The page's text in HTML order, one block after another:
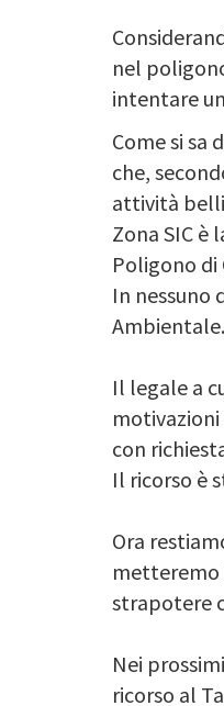
nel
intentare
Come si sa
che,
attività
Zona SIC
Poligono di
In nessuno
Ambientale.
Il legale a
motivazioni
con
Il ricorso è
Ora
metteremo
strapotere
Nei
ricorso al